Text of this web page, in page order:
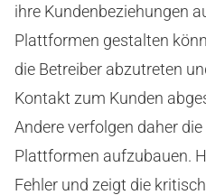
ihre Kundenbeziehungen
Plattformen gestalten
die Betreiber abzutreten
Kontakt zum Kunden
Andere verfolgen daher
Plattformen aufzubauen.
Fehler und zeigt die